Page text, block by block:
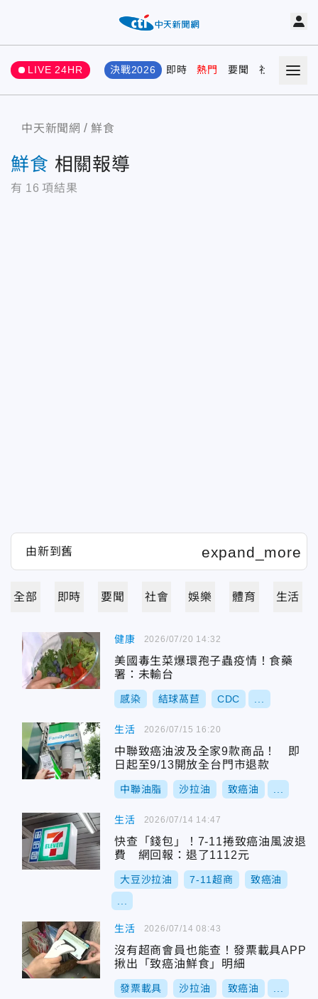
LIVE 24HR 決戰2026 即時 熱門 要聞 社會 娛樂
中天新聞網 鮮食
鮮食 相關報導
有 16 項結果
全部 即時 要聞 社會 娛樂 體育 生活
健康
美國毒生菜爆環孢子蟲疫情！食藥
署：未輸台
感染 結球萵苣 CDC
2026/07/20 14:32
生活
中聯致癌油波及全家9款商品！ 即
日起至9/13開放全台門市退款
中聯油脂 沙拉油 致癌油
2026/07/15 16:20
生活
快查「錢包」！7-11捲致癌油風波退
費 網回報：退了1112元
大豆沙拉油 7-11超商 致癌油
2026/07/14 14:47
生活
沒有超商會員也能查！發票載具APP
揪出「致癌油鮮食」明細
發票載具 沙拉油 致癌油
2026/07/14 08:43